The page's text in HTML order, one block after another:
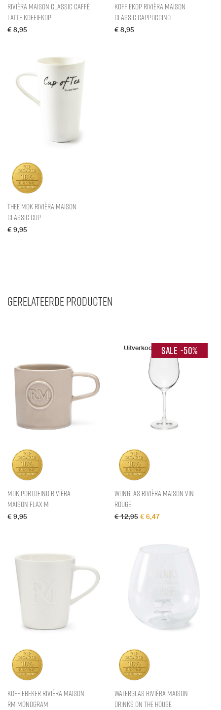
Rivièra Maison Classic Caffè
Latte Koffiekop
€ 8,95
Koffiekop Rivièra Maison
Classic Cappuccino
€ 8,95
Thee Mok Rivièra Maison
Classic Cup
€ 9,95
Gerelateerde producten
Mok Portofino Rivièra
Maison Flax M
€ 9,95
-50%
Wijnglas Rivièra Maison Vin
Rouge
€12,95 Oorspronkelijke prijs
€ 6,47Huidige prijs is: €
Koffiebeker Rivièra Maison
RM Monogram
Waterglas Rivièra Maison
Drinks On THe House